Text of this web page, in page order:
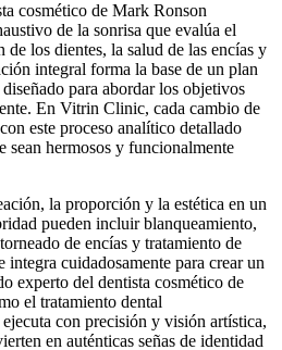
cosmético de Mark Ronson
de la sonrisa que evalúa el
los dientes, la salud de las encías y
integral forma la base de un plan
para abordar los objetivos
En Vitrin Clinic, cada cambio de
este proceso analítico detallado
sean hermosos y funcionalmente
la proporción y la estética en un
pueden incluir blanqueamiento,
de encías y tratamiento de
integra cuidadosamente para crear un
experto del dentista cosmético de
el tratamiento dental
con precisión y visión artística,
en auténticas señas de identidad